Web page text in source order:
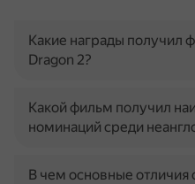
Какие награды получил
Dragon 2?
Какой фильм получил
номинаций среди
В чем основные